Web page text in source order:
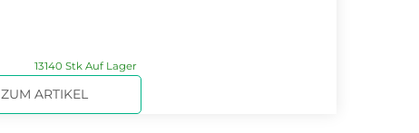
13140 Stk Auf Lager
ZUM ARTIKEL